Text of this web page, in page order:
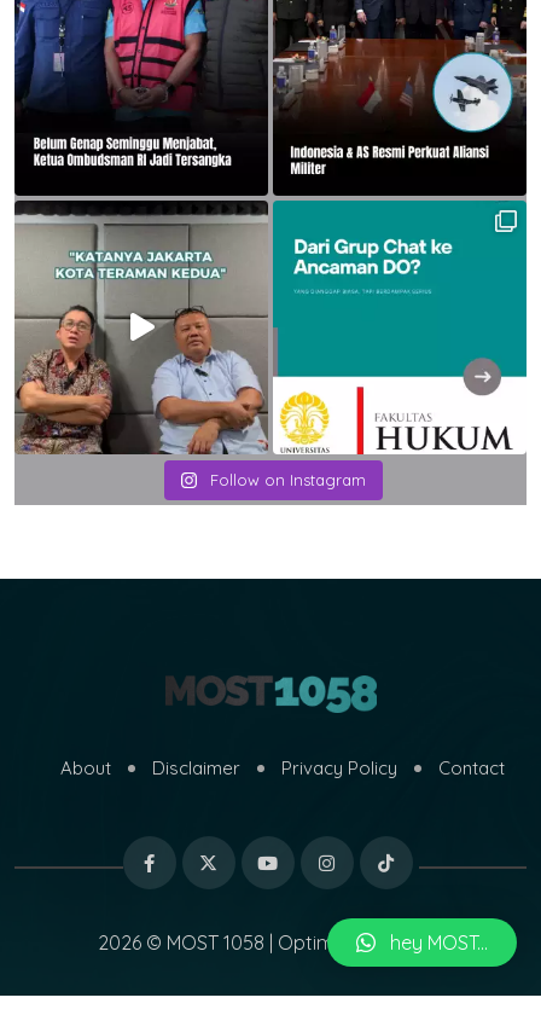
Follow on Instagram
About Disclaimer Privacy Policy Contact
2026 © MOST 1058 | Optimized byMARI
hey MOST...